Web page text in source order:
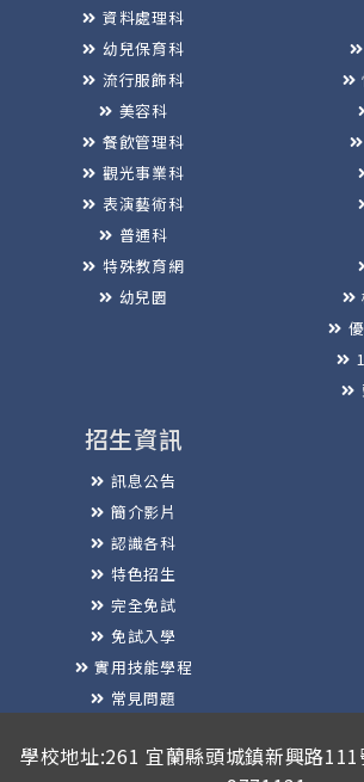
資料處理科
幼兒保育科
流行服飾科
美容科
餐飲管理科
觀光事業科
表演藝術科
普通科
特殊教育網
幼兒園
招生資訊
訊息公告
簡介影片
認識各科
特色招生
完全免試
免試入學
實用技能學程
常見問題
學校地址:261 宜蘭縣頭城鎮新興路111